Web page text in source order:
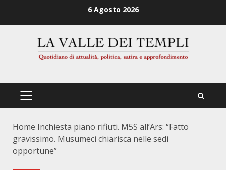
6 Agosto 2026
PRIMÄRES
Home Inchiesta piano rifiuti. M5S all’Ars: “Fatto
gravissimo. Musumeci chiarisca nelle sedi
opportune”